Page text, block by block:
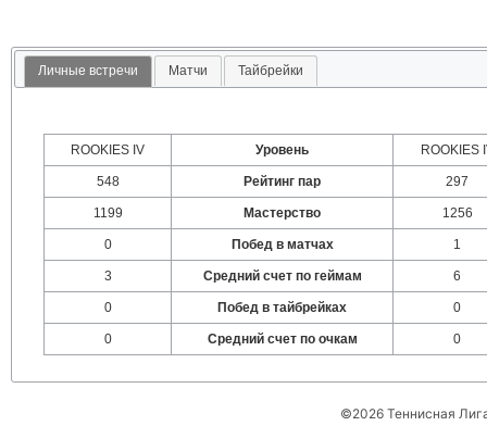
Личные встречи Матчи Тайбрейки
ROOKIES IV Уровень ROOKIES
548 Рейтинг пар 297
1199 Мастерство 1256
0 Побед в матчах 1
3 Средний счет по геймам 6
0 Побед в тайбрейках 0
0 Средний счет по очкам 0
©2026 Теннисная